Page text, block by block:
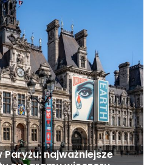
Paryżu: najważniejsze